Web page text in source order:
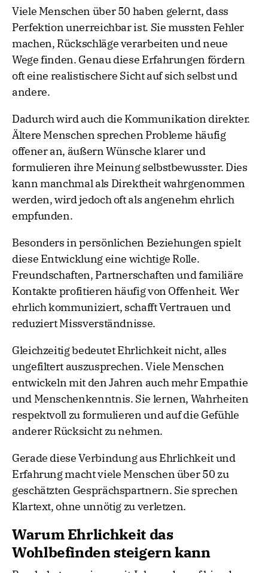
Viele Menschen über 50 haben gelernt, dass
Perfektion unerreichbar ist. Sie mussten Fehler
machen, Rückschläge verarbeiten und neue
Wege finden. Genau diese Erfahrungen fördern
oft eine realistischere Sicht auf sich selbst und
andere.
Dadurch wird auch die Kommunikation direkter.
Ältere Menschen sprechen Probleme häufig
offener an, äußern Wünsche klarer und
formulieren ihre Meinung selbstbewusster. Dies
kann manchmal als Direktheit wahrgenommen
werden, wird jedoch oft als angenehm ehrlich
empfunden.
Besonders in persönlichen Beziehungen spielt
diese Entwicklung eine wichtige Rolle.
Freundschaften, Partnerschaften und familiäre
Kontakte profitieren häufig von Offenheit. Wer
ehrlich kommuniziert, schafft Vertrauen und
reduziert Missverständnisse.
Gleichzeitig bedeutet Ehrlichkeit nicht, alles
ungefiltert auszusprechen. Viele Menschen
entwickeln mit den Jahren auch mehr Empathie
und Menschenkenntnis. Sie lernen, Wahrheiten
respektvoll zu formulieren und auf die Gefühle
anderer Rücksicht zu nehmen.
Gerade diese Verbindung aus Ehrlichkeit und
Erfahrung macht viele Menschen über 50 zu
geschätzten Gesprächspartnern. Sie sprechen
Klartext, ohne unnötig zu verletzen.
Warum Ehrlichkeit das
Wohlbefinden steigern kann